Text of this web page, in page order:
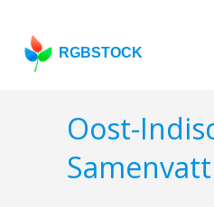
RGBSTOCK
Oost-